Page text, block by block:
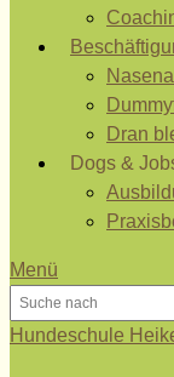
Dran
Dogs &
Menü
Hundeschule